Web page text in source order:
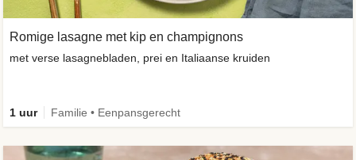
Romige lasagne met kip en champignons
met verse lasagnebladen, prei en Italiaanse kruiden
1 uur Familie • Eenpansgerecht